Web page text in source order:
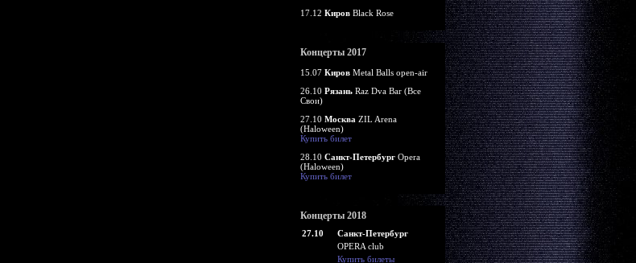
17.12 Киров Black Rose
Концерты 2017
15.07 Киров Metal Balls open-air
26.10 Рязань Raz Dva Bar (Все
Свои)
27.10 Москва ZIL Arena
(Haloween)
Купить билет
28.10 Санкт-Петербург Opera
(Haloween)
Купить билет
Концерты 2018
27.10
Санкт-Петербург
OPERA club
Купить билеты